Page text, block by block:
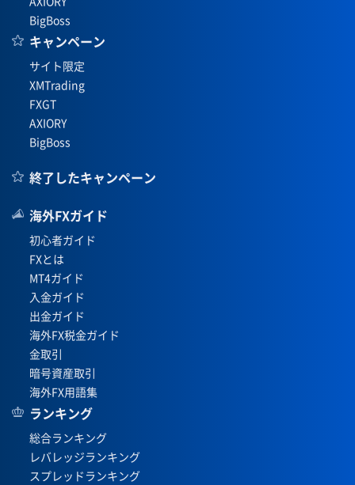
BigBoss
キャンペーン
サイト限定
XMTrading
FXGT
AXIORY
BigBoss
終了したキャンペーン
海外FXガイド
初心者ガイド
FXとは
MT4ガイド
入金ガイド
出金ガイド
海外FX税金ガイド
金取引
暗号資産取引
海外FX用語集
ランキング
総合ランキング
レバレッジランキング
スプレッドランキング